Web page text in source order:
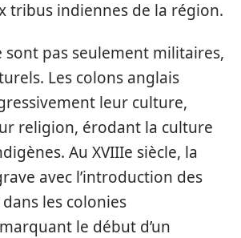
tribus indiennes de la région.
sont pas seulement militaires,
Les colons anglais
leur culture,
religion, érodant la culture
Au XVIIIe siècle, la
avec l’introduction des
les colonies
le début d’un